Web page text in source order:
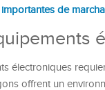
de
électroniques
offrent un